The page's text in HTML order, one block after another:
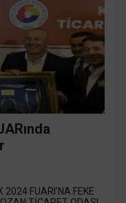
2024 FUARI’NA FEKE